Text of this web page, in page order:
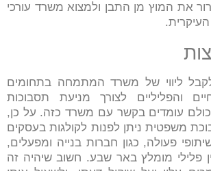
את המוץ מן התבן ולמצוא משרד עורכי
העיקרית.
ליווי של משרד המתמחה בתחומים
והפליליים לצורך מניעת תסבוכות
עומדים בקשר עם משרד כזה. על כן,
משפטית ניתן לפנות לקולגות בעסקים
פעולה, כגון חברות בנייה ומפעלים,
פלילי מומלץ באר שבע. חשוב שיהיה זה